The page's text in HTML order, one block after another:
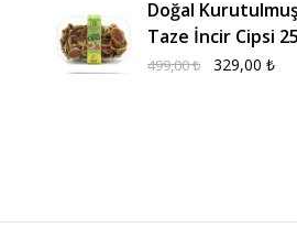
Doğal Kurutulmuş
Taze İncir Cipsi
499,00₺ 329,00 ₺